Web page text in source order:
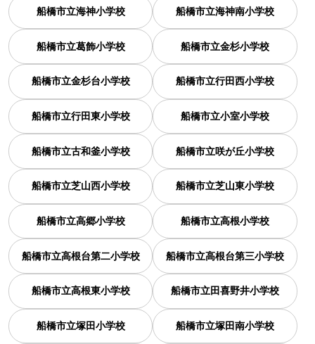
船橋市立海神小学校 船橋市立海神南小学校
船橋市立葛飾小学校 船橋市立金杉小学校
船橋市立金杉台小学校 船橋市立行田西小学校
船橋市立行田東小学校 船橋市立小室小学校
船橋市立古和釜小学校 船橋市立咲が丘小学校
船橋市立芝山西小学校 船橋市立芝山東小学校
船橋市立高郷小学校 船橋市立高根小学校
船橋市立高根台第二小学校 船橋市立高根台第三小学校
船橋市立高根東小学校 船橋市立田喜野井小学校
船橋市立塚田小学校 船橋市立塚田南小学校